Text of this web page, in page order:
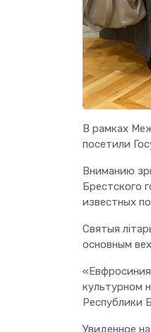
В рамках
посетили
Вниманию
Брестского
известных
Святыя
основным
культурном
Республики
Увиденное